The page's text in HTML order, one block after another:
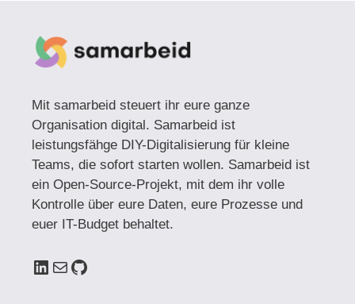
Mit samarbeid steuert ihr eure ganze
Organisation digital. Samarbeid ist
leistungsfähge DIY-Digitalisierung für kleine
Teams, die sofort starten wollen. Samarbeid ist
ein Open-Source-Projekt, mit dem ihr volle
Kontrolle über eure Daten, eure Prozesse und
euer IT-Budget behaltet.
LinkedIn
E-MailGitHub